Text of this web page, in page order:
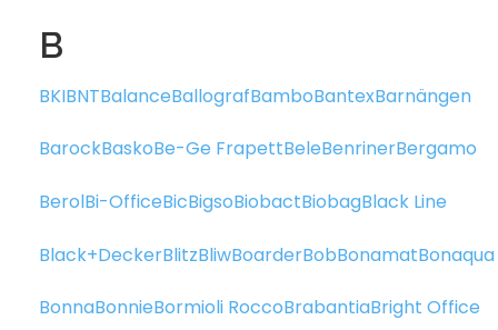
B
BKIBNTBalanceBallografBamboBantexBarnängen
BarockBaskoBe-Ge FrapettBeleBenrinerBergamo
BerolBi-OfficeBicBigsoBiobactBiobagBlack Line
Black+DeckerBlitzBliwBoarderBobBonamatBonaqua
BonnaBonnieBormioli RoccoBrabantiaBright Office